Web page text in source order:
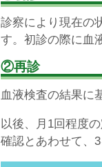
診察により現在の
す。初診の際に血
②再診
血液検査の結果に
以後、月1回程度
確認とあわせて、